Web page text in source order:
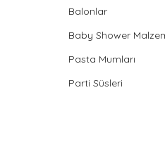
Balonlar
Baby Shower
Pasta Mumları
Parti Süsleri